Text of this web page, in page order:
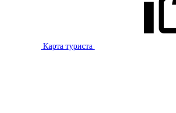
Карта туриста